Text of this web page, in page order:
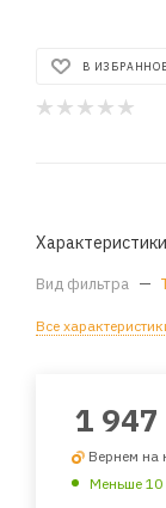
В ИЗБРАННОЕ
Характеристики
Вид фильтра —
Все
1 947
Вернем на
Меньше 10